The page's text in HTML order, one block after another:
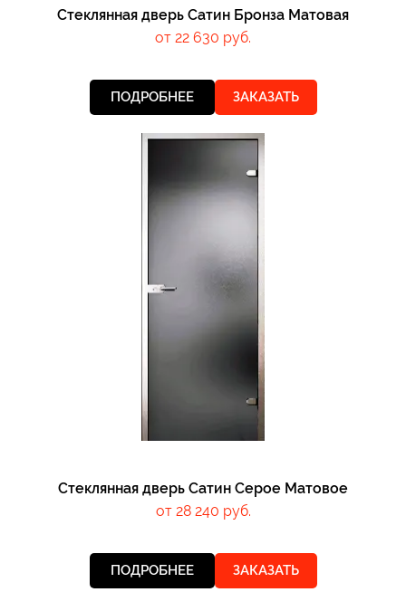
Стеклянная дверь Сатин Бронза Матовая
от 22 630 руб.
ПОДРОБНЕЕ ЗАКАЗАТЬ
Стеклянная дверь Сатин Серое Матовое
от 28 240 руб.
ПОДРОБНЕЕ ЗАКАЗАТЬ